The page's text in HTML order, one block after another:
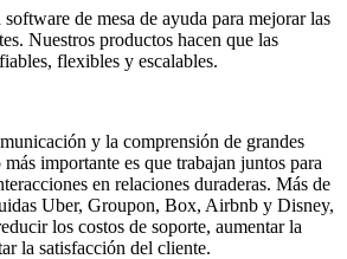
software de mesa de ayuda para mejorar las
Nuestros productos hacen que las
flexibles y escalables.
y la comprensión de grandes
importante es que trabajan juntos para
en relaciones duraderas. Más de
Uber, Groupon, Box, Airbnb y Disney,
los costos de soporte, aumentar la
la satisfacción del cliente.